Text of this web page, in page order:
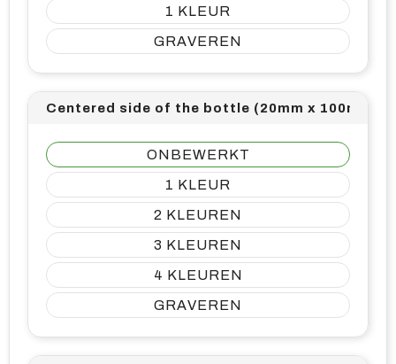
1
GRAVEREN
Centered side of the bottle (20mm x 100mm)
ONBEWERKT
1
2
3
4
GRAVEREN